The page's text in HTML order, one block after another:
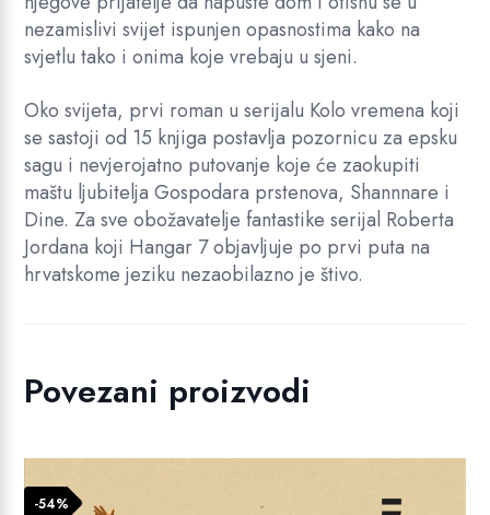
nezamislivi svijet ispunjen opasnostima kako na
svjetlu tako i onima koje vrebaju u sjeni.
Oko svijeta, prvi roman u serijalu Kolo vremena koji
se sastoji od 15 knjiga postavlja pozornicu za epsku
sagu i nevjerojatno putovanje koje će zaokupiti
maštu ljubitelja Gospodara prstenova, Shannnare i
Dine. Za sve obožavatelje fantastike serijal Roberta
Jordana koji Hangar 7 objavljuje po prvi puta na
hrvatskome jeziku nezaobilazno je štivo.
Povezani proizvodi
-54%